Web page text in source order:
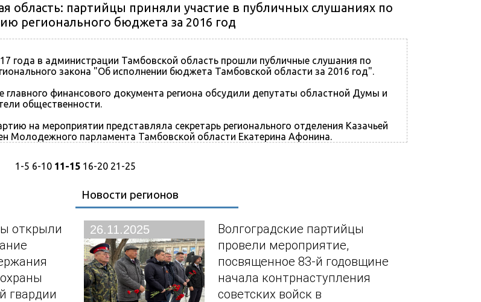
область: партийцы приняли участие в публичных слушаниях по
регионального бюджета за 2016 год
года в администрации Тамбовской область прошли публичные слушания по
закона "Об исполнении бюджета Тамбовской области за 2016 год".
главного финансового документа региона обсудили депутаты областной Думы и
общественности.
на мероприятии представляла секретарь регионального отделения Казачьей
Молодежного парламента Тамбовской области Екатерина Афонина.
1-5 6-10 11-15 16-20 21-25
открыли
гвардии
Новости регионов
26.11.2025
Волгоградские партийцы
провели мероприятие,
посвященное 83-й годовщине
начала контрнаступления
советских войск в